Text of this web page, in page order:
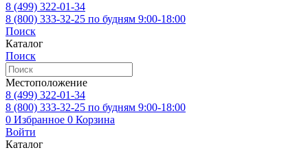
8 (499) 322-01-34
8 (800) 333-32-25 по будням 9:00-18:00
Поиск
Каталог
Поиск
Местоположение
8 (499) 322-01-34
8 (800) 333-32-25 по будням 9:00-18:00
0 Избранное 0 Корзина
Войти
Каталог